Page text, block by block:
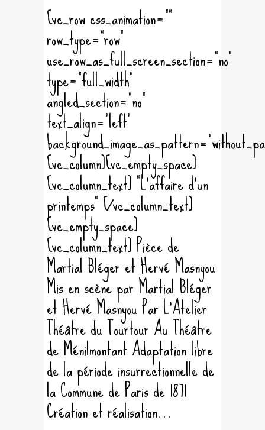
[vc_row css_animation=""
row_type="row"
use_row_as_full_screen_section="no"
type="full_width"
angled_section="no"
text_align="left"
[vc_column][vc_empty_space]
[vc_column_text] "L'affaire d'un
printemps" [/vc_column_text]
[vc_empty_space]
[vc_column_text] Pièce de
Martial Bléger et Hervé Masnyou
Mis en scène par Martial Bléger
et Hervé Masnyou Par L'Atelier
Théâtre du Tourtour Au Théâtre
de Ménilmontant Adaptation libre
de la période insurrectionnelle de
la Commune de Paris de 1871
Création et réalisation...